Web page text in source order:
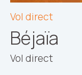
Vol direct
Béjaïa
Vol direct